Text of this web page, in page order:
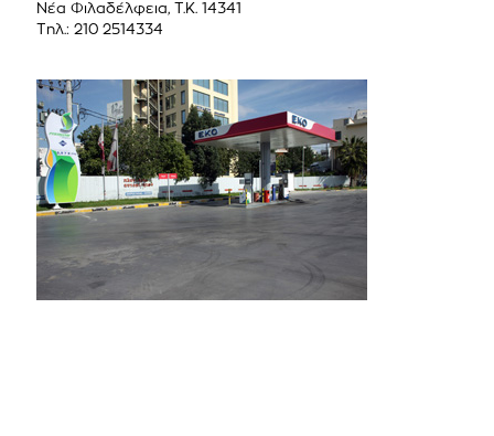
Νέα Φιλαδέλφεια, Τ.Κ. 14341
Τηλ.: 210 2514334